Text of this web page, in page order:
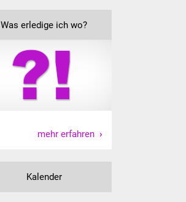
Beirat Süßener Vereine
Sportanlagen
Tourismus
Was erledige ich wo?
mehr erfahren
Kalender